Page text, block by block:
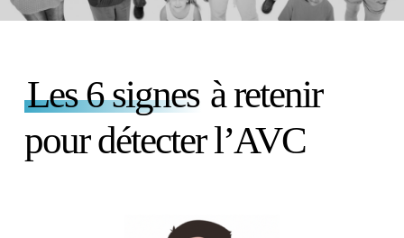
Les 6 signes à retenir
pour détecter l’AVC